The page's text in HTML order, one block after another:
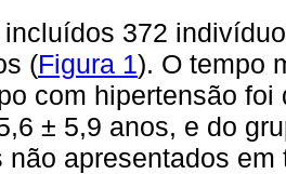
incluídos 372
(Figura 1). O tempo
com hipertensão
± 5,9 anos, e do
não apresentados em